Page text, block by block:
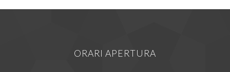
ORARI APERTURA